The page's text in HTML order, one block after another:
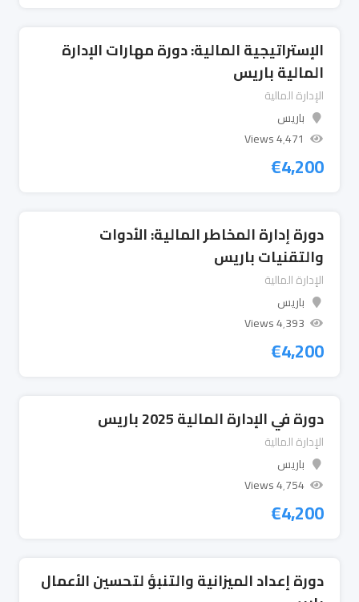
الإستراتيجية المالية: دورة مهارات الإدارة
المالية باريس
الإدارة المالية
باريس
4٬471 Views
€4,200
دورة إدارة المخاطر المالية: الأدوات
والتقنيات باريس
الإدارة المالية
باريس
4٬393 Views
€4,200
دورة في الإدارة المالية 2025 باريس
الإدارة المالية
باريس
4٬754 Views
€4,200
دورة إعداد الميزانية والتنبؤ لتحسين الأعمال